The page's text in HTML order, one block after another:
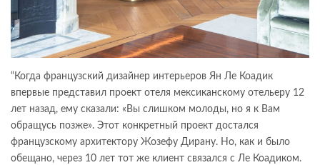
“Когда французский дизайнер интерьеров Ян Ле Коадик
впервые представил проект отеля мексиканскому отельеру 12
лет назад, ему сказали: «Вы слишком молоды, но я к Вам
обращусь позже». Этот конкретный проект достался
французскому архитектору Жозефу Дирану. Но, как и было
обещано, через 10 лет тот же клиент связался с Ле Коадиком.